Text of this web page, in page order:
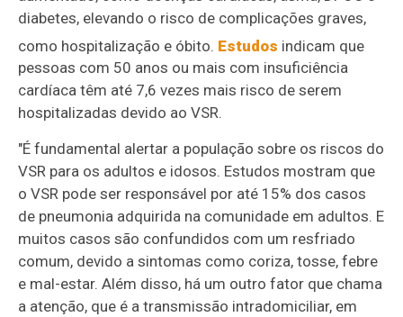
diabetes, elevando o risco de complicações graves,
como hospitalização e óbito. Estudos indicam que
pessoas com 50 anos ou mais com insuficiência
cardíaca têm até 7,6 vezes mais risco de serem
hospitalizadas devido ao VSR.
"É fundamental alertar a população sobre os riscos do
VSR para os adultos e idosos. Estudos mostram que
o VSR pode ser responsável por até 15% dos casos
de pneumonia adquirida na comunidade em adultos. E
muitos casos são confundidos com um resfriado
comum, devido a sintomas como coriza, tosse, febre
e mal-estar. Além disso, há um outro fator que chama
a atenção, que é a transmissão intradomiciliar, em